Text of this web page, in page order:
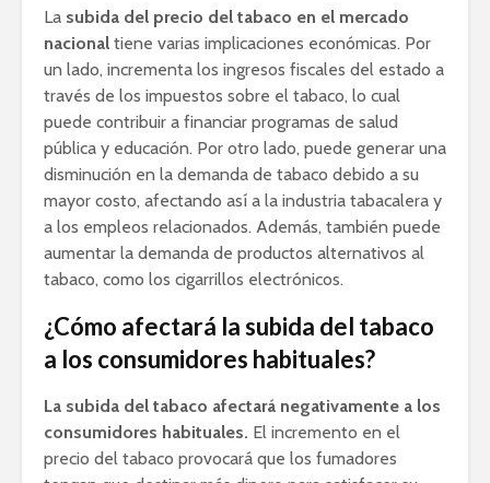
La subida del precio del tabaco en el mercado
nacional tiene varias implicaciones económicas. Por
un lado, incrementa los ingresos fiscales del estado a
través de los impuestos sobre el tabaco, lo cual
puede contribuir a financiar programas de salud
pública y educación. Por otro lado, puede generar una
disminución en la demanda de tabaco debido a su
mayor costo, afectando así a la industria tabacalera y
a los empleos relacionados. Además, también puede
aumentar la demanda de productos alternativos al
tabaco, como los cigarrillos electrónicos.
¿Cómo afectará la subida del tabaco
a los consumidores habituales?
La subida del tabaco afectará negativamente a los
consumidores habituales. El incremento en el
precio del tabaco provocará que los fumadores